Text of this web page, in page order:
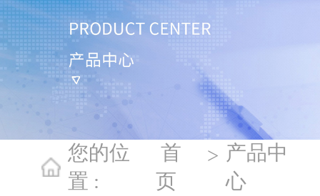
您的位
置 :
首
页
> 产品中
心